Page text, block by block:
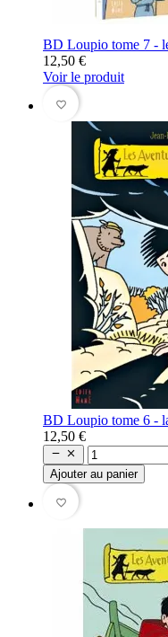
BD Loupio tome 7 -
12,50 €
Voir le produit
favorite_border
BD Loupio tome 6 -
12,50 €
 
Ajouter au panier
favorite_border